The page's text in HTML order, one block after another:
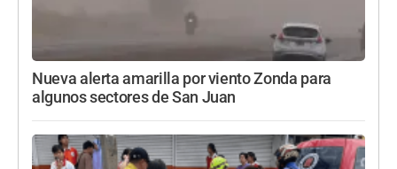
Nueva alerta amarilla por viento Zonda para
algunos sectores de San Juan